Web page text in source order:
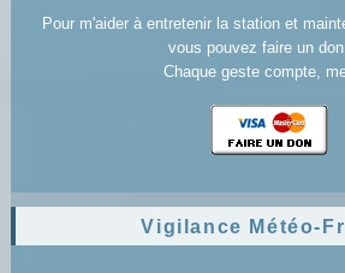
Pour m'aider à entretenir la station et
vous pouvez faire un don
Chaque geste compte,
Vigilance Météo-